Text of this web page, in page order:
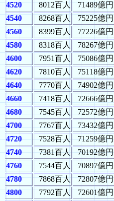
4520
8012百人 71489億円
4540
8268百人 75225億円
4560
8399百人 77226億円
4580
8318百人 78267億円
4600
7951百人 75086億円
4620
7810百人 75118億円
4640
7770百人 74902億円
4660
7418百人 72666億円
4680
7545百人 72572億円
4700
7767百人 73432億円
4720
7528百人 71259億円
4740
7381百人 70192億円
4760
7544百人 70897億円
4780
7868百人 72807億円
4800
7792百人 72601億円